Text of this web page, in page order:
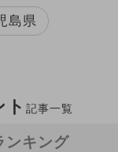
島県
ト記事一覧
ンキング